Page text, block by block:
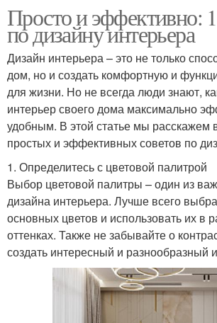
Просто и эффективно:
по дизайну интерьера
Дизайн интерьера – это не только
дом, но и создать комфортную и
для жизни. Но не всегда люди знают,
интерьер своего дома максимально
удобным. В этой статье мы расскажем
простых и эффективных советов по
1. Определитесь с цветовой палитрой
Выбор цветовой палитры – один из
дизайна интерьера. Лучше всего
основных цветов и использовать их в
оттенках. Также не забывайте о
создать интересный и разнообразный